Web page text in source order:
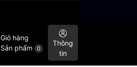
Giỏ hàng
Sản phẩm
0
Thông
tin